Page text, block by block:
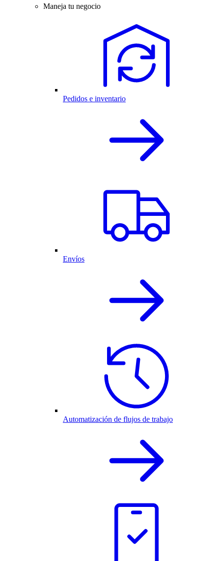
Maneja tu negocio
Pedidos e inventario
Envíos
Automatización de flujos de trabajo